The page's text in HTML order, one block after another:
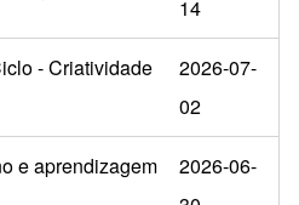
14
- Criatividade
2026-07-
02
e aprendizagem
2026-06-